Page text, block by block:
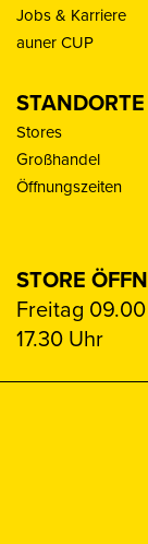
Jobs & Karriere
auner CUP
STANDORTE
Stores
Großhandel
Öffnungszeiten
STORE
Freitag
17.30 Uhr